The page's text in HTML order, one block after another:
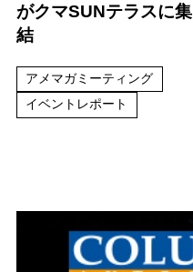
がクマSUNテラスに集
結
アメマガミーティング
イベントレポート